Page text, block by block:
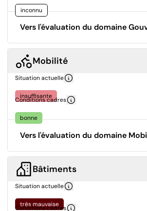
inconnu
Vers l'évaluation du domaine
Mobilité
Situation actuelle
insuffisante
Conditions cadres
bonne
Vers l'évaluation du domaine
Bâtiments
Situation actuelle
très mauvaise
Conditions cadres